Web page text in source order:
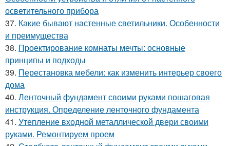
осветительного прибора
37. Какие бывают настенные светильники. Особенности
и преимущества
38. Проектирование комнаты мечты: основные
принципы и подходы
39. Перестановка мебели: как изменить интерьер своего
дома
40. Ленточный фундамент своими руками пошаговая
инструкция. Определение ленточного фундамента
41. Утепление входной металлической двери своими
руками. Ремонтируем проем